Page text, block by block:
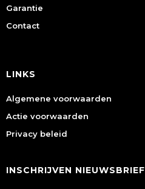
Garantie
Contact
LINKS
Algemene voorwaarden
Actie voorwaarden
Privacy beleid
INSCHRIJVEN NIEUWSBRIEF